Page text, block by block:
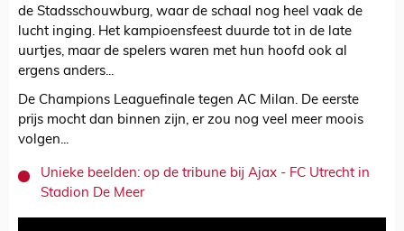
de Stadsschouwburg, waar de schaal nog heel vaak de
lucht inging. Het kampioensfeest duurde tot in de late
uurtjes, maar de spelers waren met hun hoofd ook al
ergens anders...
De Champions Leaguefinale tegen AC Milan. De eerste
prijs mocht dan binnen zijn, er zou nog veel meer moois
volgen...
Unieke beelden: op de tribune bij Ajax - FC Utrecht in
Stadion De Meer